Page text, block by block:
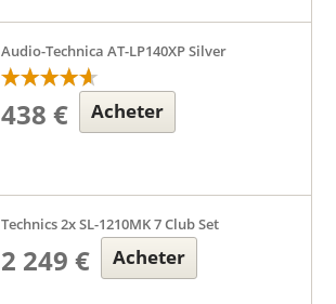
Audio-Technica AT-LP140XP Silver
438 € Acheter
Technics 2x SL-1210MK 7 Club Set
2 249 € Acheter